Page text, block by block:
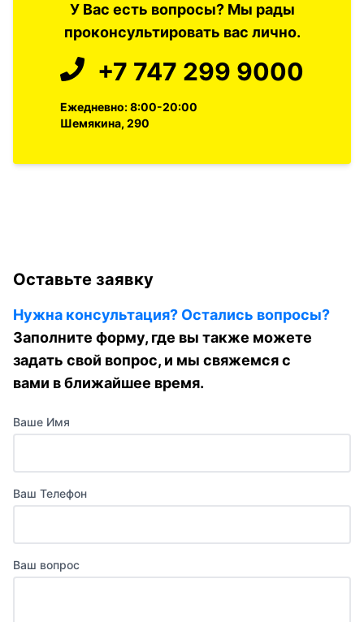
У Вас есть вопросы? Мы рады
проконсультировать вас лично.
+7 747 299 9000
Ежедневно: 8:00-20:00
Шемякина, 290
Оставьте заявку
Нужна консультация? Остались вопросы?
Заполните форму, где вы также можете
задать свой вопрос, и мы свяжемся с
вами в ближайшее время.
Ваше Имя
Ваш Телефон
Ваш вопрос